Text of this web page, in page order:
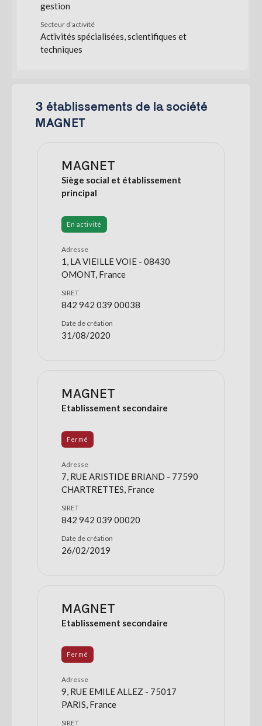
gestion
Secteur d’activité
Activités spécialisées, scientifiques et
techniques
3 établissements de la société
MAGNET
MAGNET
Siège social et établissement
principal
En activité
Adresse
1, LA VIEILLE VOIE - 08430
OMONT, France
SIRET
842 942 039 00038
Date de création
31/08/2020
MAGNET
Etablissement secondaire
Fermé
Adresse
7, RUE ARISTIDE BRIAND - 77590
CHARTRETTES, France
SIRET
842 942 039 00020
Date de création
26/02/2019
MAGNET
Etablissement secondaire
Fermé
Adresse
9, RUE EMILE ALLEZ - 75017
PARIS, France
SIRET